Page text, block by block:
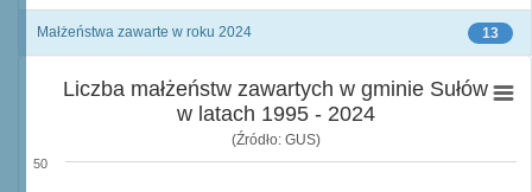
13
Małżeństwa zawarte w roku 2024
Liczba małżeństw zawartych w gminie Sułów
w latach 1995 - 2024
(Źródło: GUS)
50